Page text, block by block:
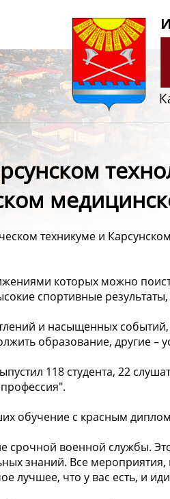
техникуме и
которых можно
спортивные
и насыщенных
образование, другие –
118 студента, 22
обучение с красным
срочной военной службы.
знаний. Все
лучшее, что у вас есть, и